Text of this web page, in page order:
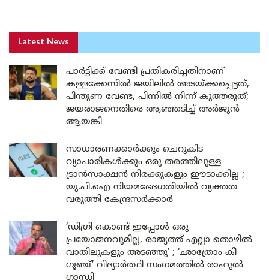
Latest News
പാർട്ടിക്ക് വേണ്ടി പ്രതികരിച്ചതിനാണ്
കള്ളക്കേസിൽ ജയിലിൽ അടയ്ക്കപ്പെട്ടത്,
പിന്തുണ വേണ്ട, പിന്നിൽ നിന്ന് കുത്തരുത്;
ജയരാജനെതിരെ ആഞ്ഞടിച്ച് അർജുൻ
ആയങ്കി
സാധാരണക്കാർക്കും ചെറുകിട
വ്യാപാരികൾക്കും ഒരു തരത്തിലുള്ള
ട്രാൻസാക്ഷൻ നിരക്കുകളും ഈടാക്കില്ല ;
യു.പി.ഐ നിയമഭേദഗതിയിൽ വ്യക്തത
വരുത്തി കേന്ദ്രസർക്കാർ
‘ഡിഗ്രി കൊണ്ട് ഇപ്പോൾ ഒരു
പ്രയോജനവുമില്ല, രാജ്യത്ത് എല്ലാ തൊഴിൽ
വാതിലുകളും അടഞ്ഞു’ ; ‘ഛാത്രോം കീ
ഗൂഞ്ച്’ വിദ്യാർത്ഥി സംഗമത്തിൽ രാഹുൽ